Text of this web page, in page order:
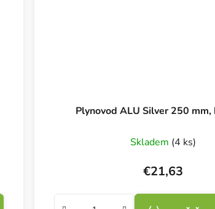
Plynovod ALU Silver 250 mm,
Skladem (4 ks)
€21,63